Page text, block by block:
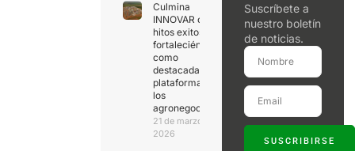
Culmina
INNOVAR con
hitos exitosos,
fortaleciéndose
como
destacada
plataforma de
los
agronegocios
21 de marzo de
2026
Suscríbete a
nuestro boletín
de noticias.
SUSCRIBIRSE